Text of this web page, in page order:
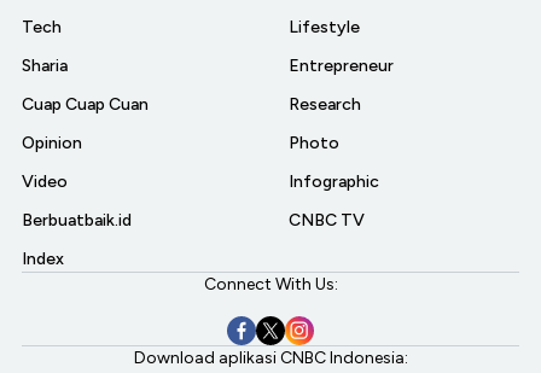
Tech
Sharia
Cuap Cuap Cuan
Opinion
Video
Berbuatbaik.id
Index
Lifestyle
Entrepreneur
Research
Photo
Infographic
CNBC TV
Connect With Us:
Download aplikasi CNBC Indonesia: